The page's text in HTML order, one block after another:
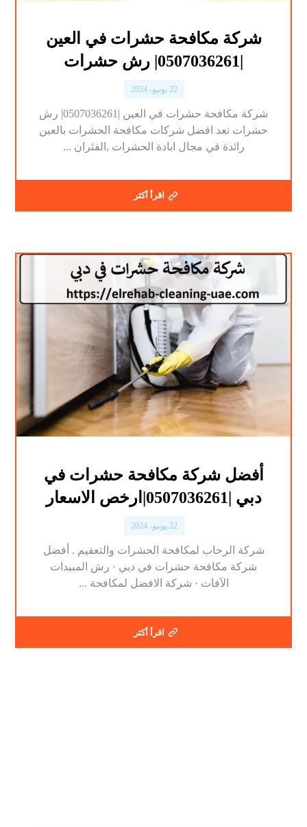
شركة مكافحة حشرات في العين
|0507036261| رش حشرات
22 يونيو، 2024
شركة مكافحة حشرات في العين |0507036261| رش
حشرات نعد افضل شركات مكافحة الحشرات بالعين
رائدة في مجال ابادة الحشرات ,الفئران ...
اقرأ أكثر
أفضل شركة مكافحة حشرات في
دبي |0507036261|ارخص الاسعار
22 يونيو، 2024
شركة الرحاب لمكافحة الحشرات والتعقيم . أفضل
شركة مكافحة حشرات في دبي · رش المبيدات
الآفات · شركة الافضل لمكافحة ...
اقرأ أكثر